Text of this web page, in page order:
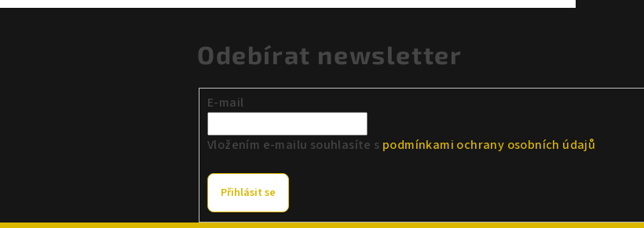
Odebírat newsletter
E-mail
Vložením e-mailu souhlasíte s podmínkami ochrany osobních údajů
Přihlásit se